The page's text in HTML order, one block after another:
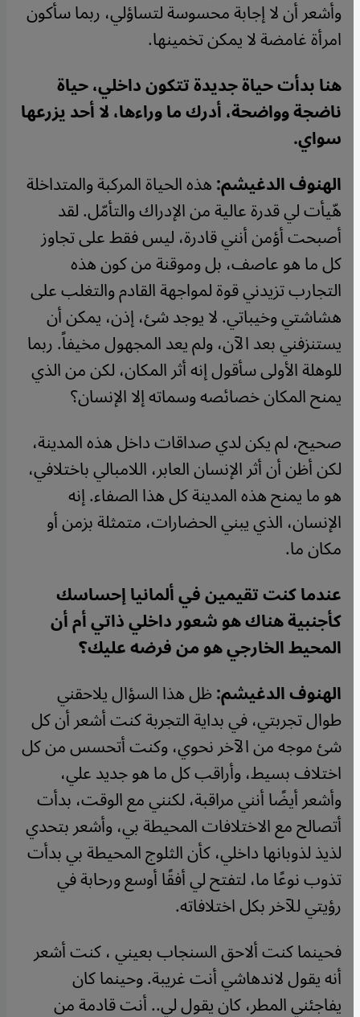
وأشعر أن لا إجابة محسوسة لتساؤلي، ربما سأكون
امرأة غامضة لا يمكن تخمينها.
هنا بدأت حياة جديدة تتكون داخلي، حياة
ناضجة وواضحة، أدرك ما وراءها، لا أحد يزرعها
سواي.
الهنوف الدغيشم:هذه الحياة المركبة والمتداخلة
هّيأت لي قدرة عالية من الإدراك والتأمّل. لقد
أصبحت أؤمن أنني قادرة، ليس فقط على تجاوز
كل ما هو عاصف، بل وموقنة من كون هذه
التجارب تزيدني قوة لمواجهة القادم والتغلب على
هشاشتي وخيباتي. لا يوجد شئ، إذن، يمكن أن
يستنزفني بعد الآن، ولم يعد المجهول مخيفاً. ربما
للوهلة الأولى سأقول إنه أثر المكان، لكن من الذي
يمنح المكان خصائصه وسماته إلا الإنسان؟
صحيح، لم يكن لدي صداقات داخل هذه المدينة،
لكن أظن أن أثر الإنسان العابر، اللامبالي باختلافي،
هو ما يمنح هذه المدينة كل هذا الصفاء. إنه
الإنسان، الذي يبني الحضارات، متمثلة بزمن أو
مكان ما.
عندما كنت تقيمين في ألمانيا إحساسك
كأجنبية هناك هو شعور داخلي ذاتي أم أن
المحيط الخارجي هو من فرضه عليك؟
الهنوف الدغيشم:ظل هذا السؤال يلاحقني
طوال تجربتي، في بداية التجربة كنت أشعر أن كل
شئ موجه من الآخر نحوي، وكنت أتحسس من كل
اختلاف بسيط، وأراقب كل ما هو جديد علي،
وأشعر أيضًا أنني مراقبة، لكنني مع الوقت، بدأت
أتصالح مع الاختلافات المحيطة بي، وأشعر بتحدي
لذيذ لذوبانها داخلي، كأن الثلوج المحيطة بي بدأت
تذوب نوعًا ما، لتفتح لي أفقًا أوسع ورحابة في
رؤيتي للآخر بكل اختلافاته.
فحينما كنت ألاحق السنجاب بعيني ، كنت أشعر
أنه يقول لاندهاشي أنت غريبة. وحينما كان
يفاجئني المطر، كان يقول لي.. أنت قادمة من